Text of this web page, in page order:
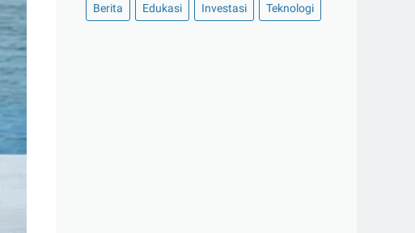
Berita Edukasi Investasi Teknologi